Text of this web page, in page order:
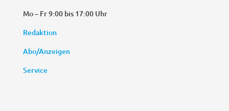
Mo – Fr 9:00 bis 17:00 Uhr
Redaktion
Abo/Anzeigen
Service